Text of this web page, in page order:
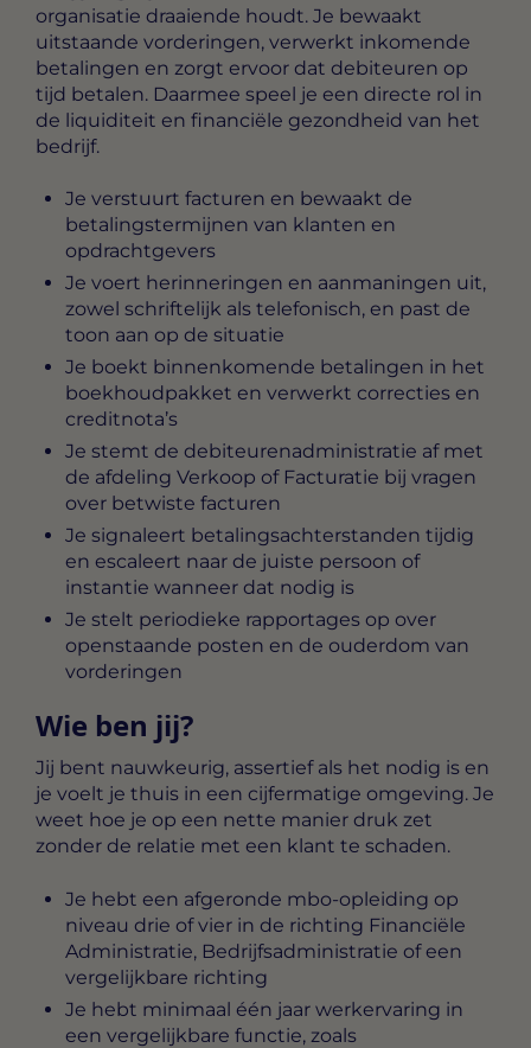
organisatie draaiende houdt. Je bewaakt
uitstaande vorderingen, verwerkt inkomende
betalingen en zorgt ervoor dat debiteuren op
tijd betalen. Daarmee speel je een directe rol in
de liquiditeit en financiële gezondheid van het
bedrijf.
Je verstuurt facturen en bewaakt de
betalingstermijnen van klanten en
opdrachtgevers
Je voert herinneringen en aanmaningen uit,
zowel schriftelijk als telefonisch, en past de
toon aan op de situatie
Je boekt binnenkomende betalingen in het
boekhoudpakket en verwerkt correcties en
creditnota’s
Je stemt de debiteurenadministratie af met
de afdeling Verkoop of Facturatie bij vragen
over betwiste facturen
Je signaleert betalingsachterstanden tijdig
en escaleert naar de juiste persoon of
instantie wanneer dat nodig is
Je stelt periodieke rapportages op over
openstaande posten en de ouderdom van
vorderingen
Wie ben jij?
Jij bent nauwkeurig, assertief als het nodig is en
je voelt je thuis in een cijfermatige omgeving. Je
weet hoe je op een nette manier druk zet
zonder de relatie met een klant te schaden.
Je hebt een afgeronde mbo-opleiding op
niveau drie of vier in de richting Financiële
Administratie, Bedrijfsadministratie of een
vergelijkbare richting
Je hebt minimaal één jaar werkervaring in
een vergelijkbare functie, zoals